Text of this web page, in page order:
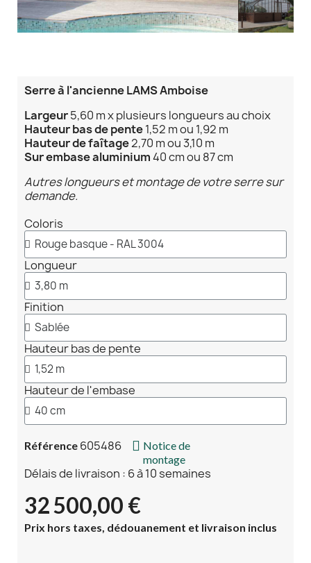
Serre à l'ancienne LAMS Amboise
Largeur5,60 m x plusieurs longueurs au choix
Hauteur bas de pente1,52 m ou 1,92 m
Hauteur de faîtage2,70 m ou 3,10 m
Sur embase aluminium40 cm ou 87 cm
Autres longueurs et montage de votre serre sur
demande.
Coloris
Longueur
Finition
Hauteur bas de pente
Hauteur de l'embase
Référence 605486
Notice de
montage
Délais de livraison : 6 à 10 semaines
32 500,00 €
Prix hors taxes, dédouanement et livraison inclus